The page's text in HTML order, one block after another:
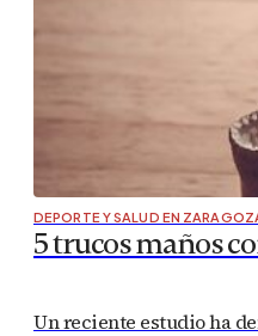
DEPORTE Y SALUD EN
5 trucos maños
Un reciente estudio ha